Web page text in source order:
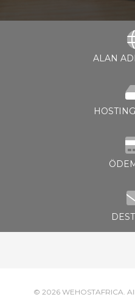
ALAN
© 2026 WEHOSTAFRICA.